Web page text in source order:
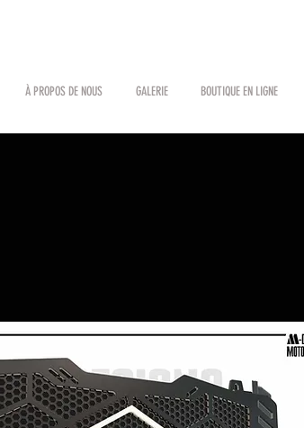
À PROPOS DE NOUS GALERIE BOUTIQUE EN LIGNE